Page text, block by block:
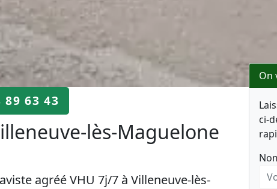
89 63 43
lès-Maguelone
agréé VHU 7j/7 à Villeneuve-lès-
On
ci-